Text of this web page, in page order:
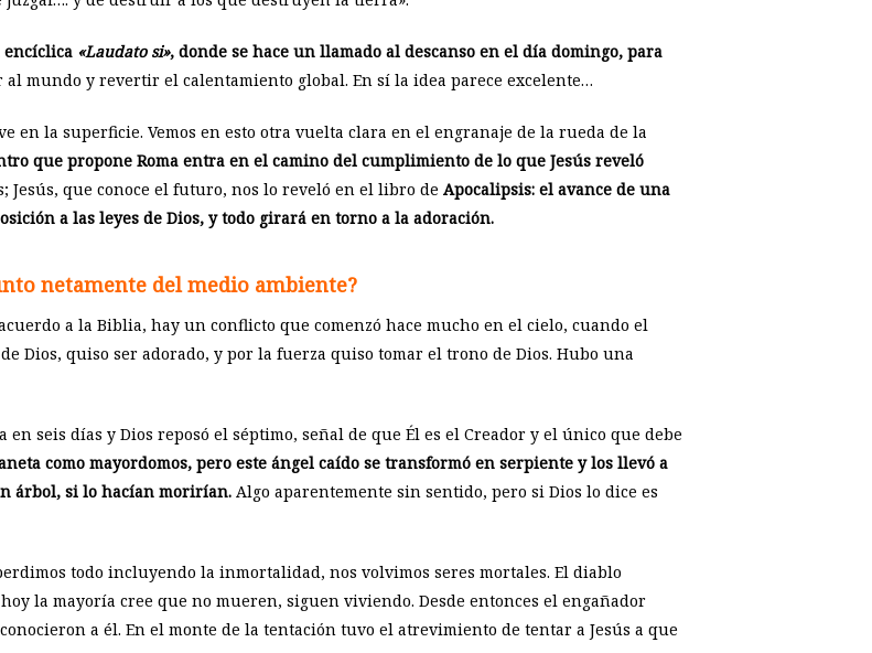
encíclica «Laudato si», donde se hace un llamado al descanso en el día domingo, para
al mundo y revertir el calentamiento global. En sí la idea parece excelente…
en la superficie. Vemos en esto otra vuelta clara en el engranaje de la rueda de la
que propone Roma entra en el camino del cumplimiento de lo que Jesús reveló
Jesús, que conoce el futuro, nos lo reveló en el libro de Apocalipsis: el avance de una
a las leyes de Dios, y todo girará en torno a la adoración.
netamente del medio ambiente?
a la Biblia, hay un conflicto que comenzó hace mucho en el cielo, cuando el
Dios, quiso ser adorado, y por la fuerza quiso tomar el trono de Dios. Hubo una
seis días y Dios reposó el séptimo, señal de que Él es el Creador y el único que debe
como mayordomos, pero este ángel caído se transformó en serpiente y los llevó a
árbol, si lo hacían morirían. Algo aparentemente sin sentido, pero si Dios lo dice es
todo incluyendo la inmortalidad, nos volvimos seres mortales. El diablo
la mayoría cree que no mueren, siguen viviendo. Desde entonces el engañador
a él. En el monte de la tentación tuvo el atrevimiento de tentar a Jesús a que